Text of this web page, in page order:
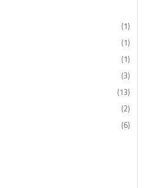
(1)
(1)
(1)
(3)
(13)
(2)
(6)